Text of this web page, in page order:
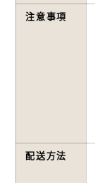
注意事項
配送方法